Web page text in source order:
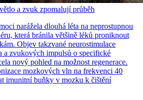
a zvuk zpomalují průběh
narážela dlouhá léta na neprostupnou
která bránila většině léků proniknout
Objev takzvané neurostimulace
a zvukových impulsů o specifické
nový pohled na možnost regenerace.
mozkových vln na frekvenci 40
imunitní buňky v mozku k čištění